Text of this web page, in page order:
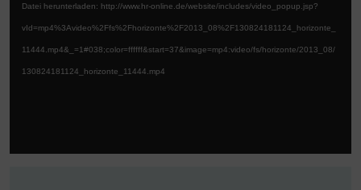
Datei herunterladen: http://www.hr-online.de/website/includes/video_popup.jsp?
vId=mp4%3Avideo%2Ffs%2Fhorizonte%2F2013_08%2F130824181124_horizonte_
11444.mp4&_=1#038;color=ffffff&start=37&image=mp4:video/fs/horizonte/2013_08/
130824181124_horizonte_11444.mp4